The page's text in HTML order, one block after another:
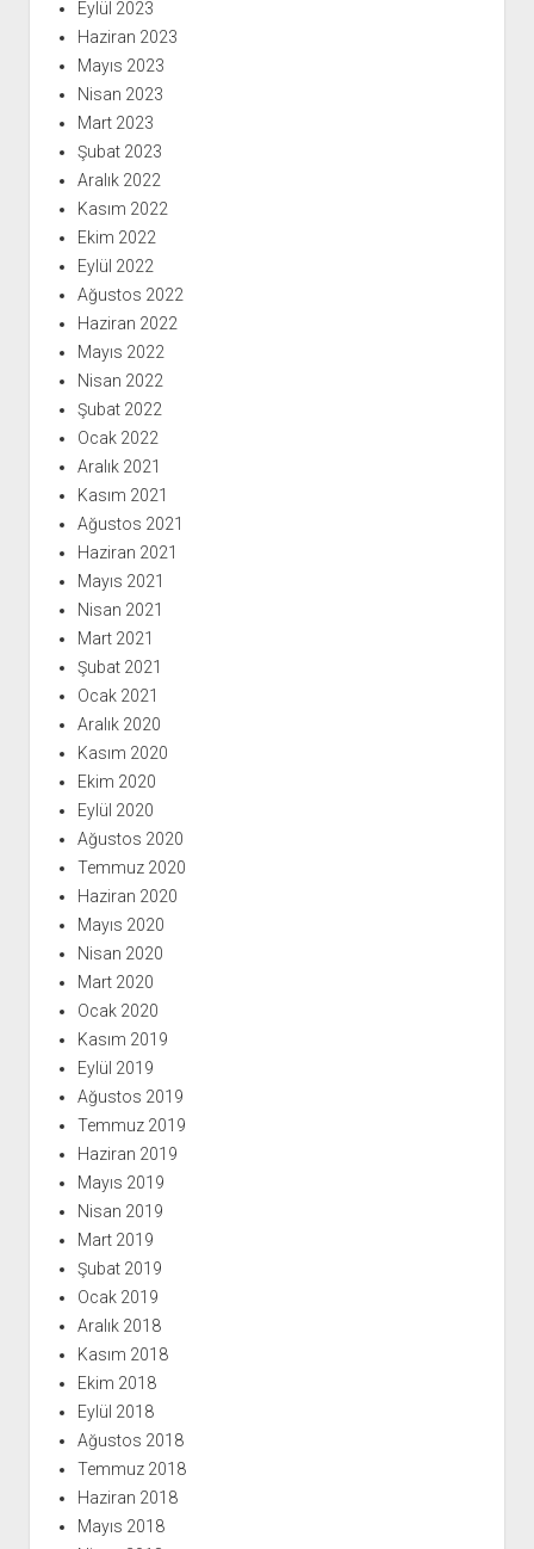
Eylül 2023
Haziran 2023
Mayıs 2023
Nisan 2023
Mart 2023
Şubat 2023
Aralık 2022
Kasım 2022
Ekim 2022
Eylül 2022
Ağustos 2022
Haziran 2022
Mayıs 2022
Nisan 2022
Şubat 2022
Ocak 2022
Aralık 2021
Kasım 2021
Ağustos 2021
Haziran 2021
Mayıs 2021
Nisan 2021
Mart 2021
Şubat 2021
Ocak 2021
Aralık 2020
Kasım 2020
Ekim 2020
Eylül 2020
Ağustos 2020
Temmuz 2020
Haziran 2020
Mayıs 2020
Nisan 2020
Mart 2020
Ocak 2020
Kasım 2019
Eylül 2019
Ağustos 2019
Temmuz 2019
Haziran 2019
Mayıs 2019
Nisan 2019
Mart 2019
Şubat 2019
Ocak 2019
Aralık 2018
Kasım 2018
Ekim 2018
Eylül 2018
Ağustos 2018
Temmuz 2018
Haziran 2018
Mayıs 2018